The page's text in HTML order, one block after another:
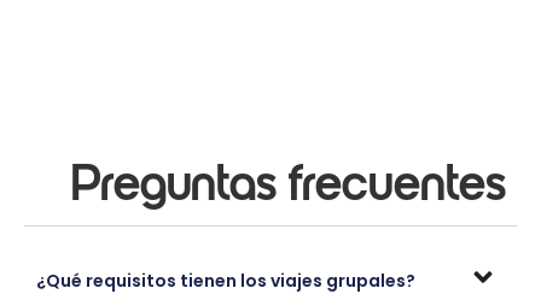
Preguntas frecuentes
¿Qué requisitos tienen los viajes grupales?